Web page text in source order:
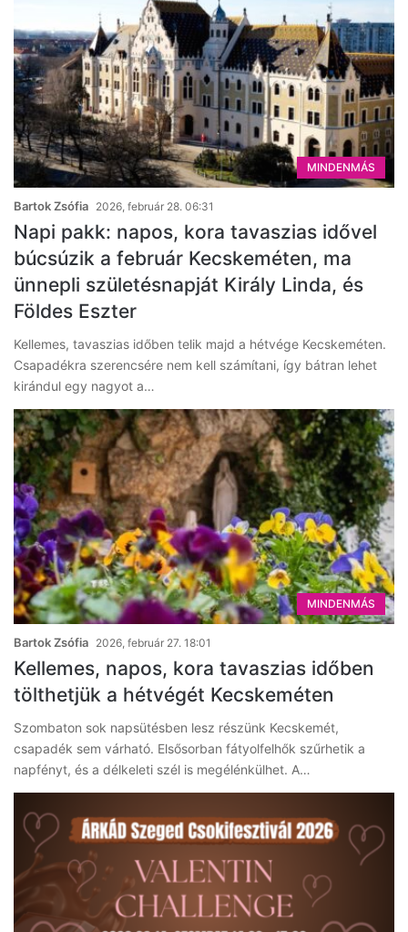
MINDENMÁS
Bartok Zsófia 2026, február 28. 06:31
Napi pakk: napos, kora tavaszias idővel
búcsúzik a február Kecskeméten, ma
ünnepli születésnapját Király Linda, és
Földes Eszter
Kellemes, tavaszias időben telik majd a hétvége Kecskeméten.
Csapadékra szerencsére nem kell számítani, így bátran lehet
kirándul egy nagyot a…
MINDENMÁS
Bartok Zsófia 2026, február 27. 18:01
Kellemes, napos, kora tavaszias időben
tölthetjük a hétvégét Kecskeméten
Szombaton sok napsütésben lesz részünk Kecskemét,
csapadék sem várható. Elsősorban fátyolfelhők szűrhetik a
napfényt, és a délkeleti szél is megélénkülhet. A…